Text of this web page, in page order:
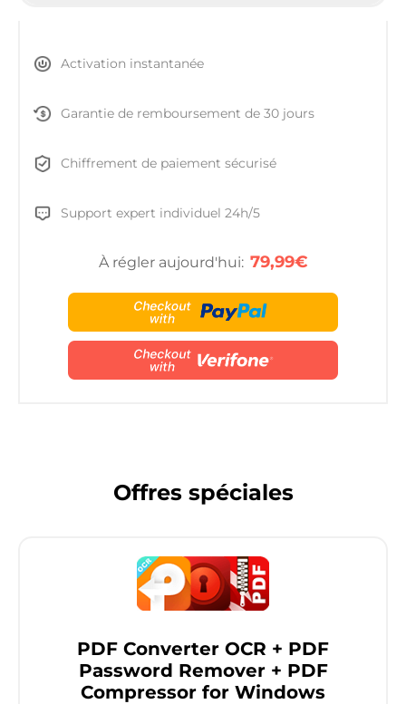
Activation instantanée
Garantie de remboursement de 30 jours
Chiffrement de paiement sécurisé
Support expert individuel 24h/5
À régler aujourd'hui: 79,99€
Offres spéciales
PDF Converter OCR + PDF
Password Remover + PDF
Compressor for Windows